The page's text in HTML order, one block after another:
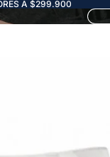
A $299.900